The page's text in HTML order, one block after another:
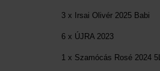
3 x Irsai Olivér 2025 Babi
6 x ÚJRA 2023
1 x Szamócás Rosé 2024 5L